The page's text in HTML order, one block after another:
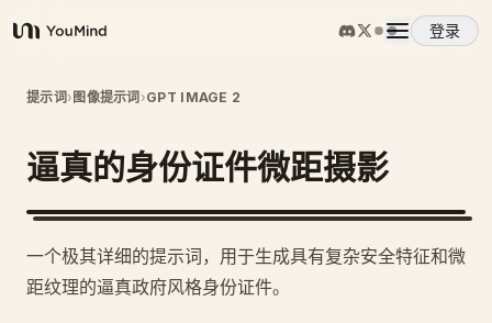
YouMind
登录
概览
使用案例
提示词› 图像提示词 ›GPT IMAGE 2
逼真的身份证件微距摄影
一个极其详细的提示词，用于生成具有复杂安全特征和微
距纹理的逼真政府风格身份证件。